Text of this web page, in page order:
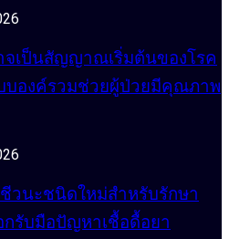
าจเป็นสัญญาณเริ่มต้นของโรค
บองค์รวมช่วยผู้ป่วยมีคุณภาพ
วนะชนิดใหม่สำหรับรักษา
กรับมือปัญหาเชื้อดื้อยา